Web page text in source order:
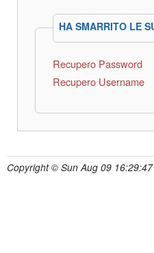
HA SMARRITO LE
Recupero Password
Recupero Username
Copyright © Sun Aug 09